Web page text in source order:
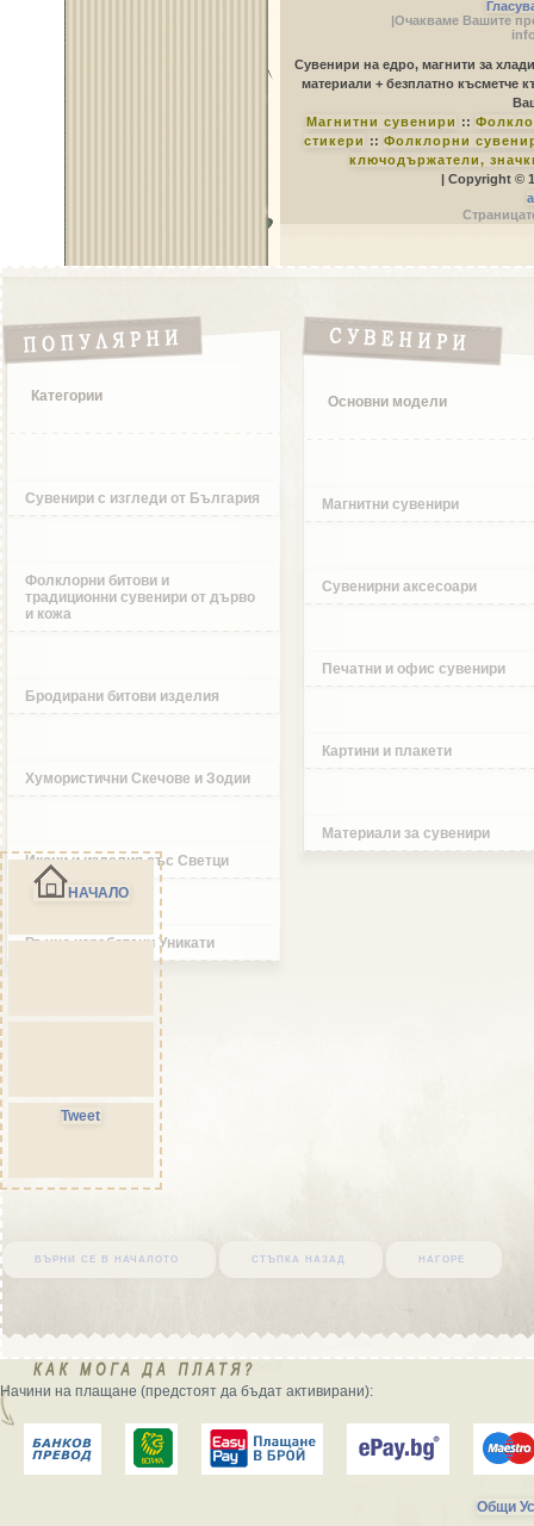
|Очакваме Вашите
Сувенири на едро, магнити за
материали + безплатно късметче
Магнитни сувенири ::
стикери :: Фолклорни
ключодържатели,
| Copyright ©
Категории
Сувенири с изгледи от България
Фолклорни битови и
традиционни сувенири от дърво
и кожа
Бродирани битови изделия
Хумористични Скечове и Зодии
Икони и изделия със Светци
Ръчно изработени Уникати
Основни модели
Магнитни сувенири
Сувенирни аксесоари
Печатни и офис сувенири
Картини и плакети
Материали за сувенири
върни се в началото стъпка назад нагоре
Начини на плащане (предстоят да бъдат активирани):
Общи
НАЧАЛО
Tweet